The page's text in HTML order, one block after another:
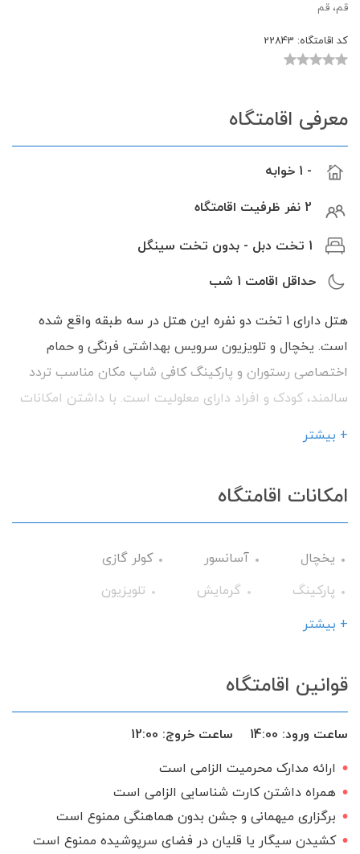
قم، قم
کد اقامتگاه:
معرفی اقامتگاه
- 1 خوابه
2 نفر ظرفیت اقامتگاه
1 تخت دبل - بدون تخت سینگل
حداقل اقامت 1 شب
هتل دارای 1 تخت دو نفره این هتل در سه طبقه واقع شده
است. یخچال و تلویزیون سرویس بهداشتی فرنگی و حمام
اختصاصی رستوران و پارکینگ کافی شاپ مکان مناسب تردد
سالمند، کودک و افراد دارای معلولیت است. با داشتن امکانات
+ بیشتر
امکانات اقامتگاه
یخچال آسانسور
کولر گازی
پارکینگ
گرمایش
تلویزیون
حمام
+ بیشتر
قوانین اقامتگاه
ساعت ورود: 14:00 ساعت خروج: 12:00
ارائه مدارک محرمیت الزامی است
همراه داشتن کارت شناسایی الزامی است
برگزاری میهمانی و جشن بدون هماهنگی ممنوع است
کشیدن سیگار یا قلیان در فضای سرپوشیده ممنوع است